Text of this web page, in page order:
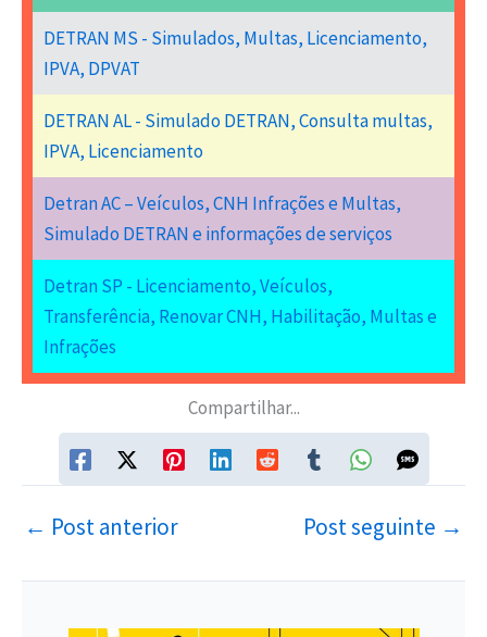
DETRAN MS - Simulados, Multas, Licenciamento,
IPVA, DPVAT
DETRAN AL - Simulado DETRAN, Consulta multas,
IPVA, Licenciamento
Detran AC – Veículos, CNH Infrações e Multas,
Simulado DETRAN e informações de serviços
Detran SP - Licenciamento, Veículos,
Transferência, Renovar CNH, Habilitação, Multas e
Infrações
Compartilhar...
← Post anterior Post seguinte →